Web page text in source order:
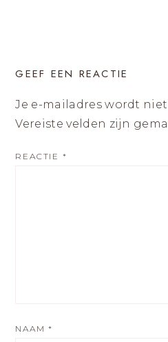
GEEF EEN REACTIE
Je e-mailadres wordt
Vereiste velden zijn
REACTIE *
NAAM*